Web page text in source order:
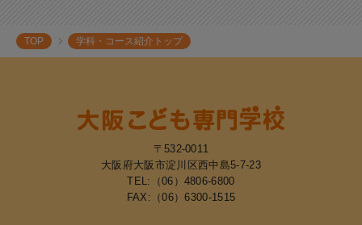
TOP 学科・コース紹介トップ
〒532-0011
大阪府大阪市淀川区西中島5-7-23
TEL:
（06）4806-6800
FAX:（06）6300-1515